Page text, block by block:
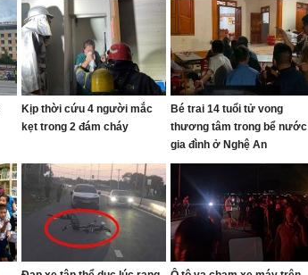
Kịp thời cứu 4 người mắc
kẹt trong 2 đám cháy
Bé trai 14 tuổi tử vong
thương tâm trong bể nước
gia đình ở Nghệ An